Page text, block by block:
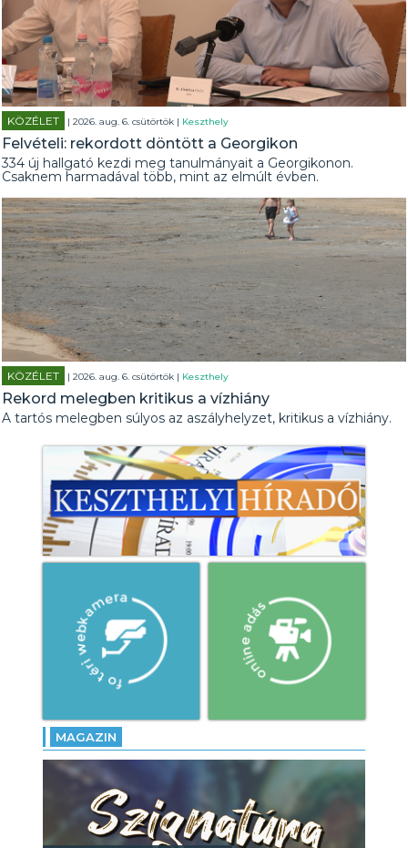
KÖZÉLET | 2026. aug. 6. csütörtök | Keszthely
Felvételi: rekordott döntött a Georgikon
334 új hallgató kezdi meg tanulmányait a Georgikonon.
Csaknem harmadával több, mint az elmúlt évben.
KÖZÉLET | 2026. aug. 6. csütörtök | Keszthely
Rekord melegben kritikus a vízhiány
A tartós melegben súlyos az aszályhelyzet, kritikus a vízhiány.
MAGAZIN